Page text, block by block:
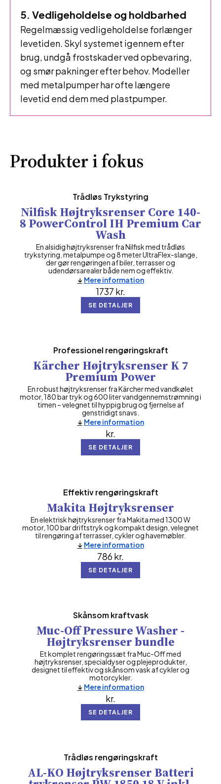
5. Vedligeholdelse og holdbarhed
Regelmæssig vedligeholdelse forlænger
levetiden. Skyl systemet igennem efter
brug, undgå frostskader ved opbevaring,
og smør pakninger efter behov. Modeller
med metalpumper har ofte længere
levetid end dem med plastpumper.
Produkter i fokus
Trådløs Trykstyring
Nilfisk Højtryksrenser Core 140-
8 PowerControl IH Premium Car
Wash
En alsidig højtryksrenser fra Nilfisk med trådløs
trykstyring, metalpumpe og 8 meter UltraFlex-slange,
der gør rengøringen af biler, terrasser og
udendørsarealer både nem og effektiv.
1737 kr.
SE DETALJER
Mere information
Professionel rengøringskraft
Kärcher Højtryksrenser K 7
Premium Power
En robust højtryksrenser fra Kärcher med vandkølet
motor, 180 bar tryk og 600 liter vandgennemstrømning i
timen – velegnet til hyppig brug og fjernelse af
genstridigt snavs.
kr.
SE DETALJER
Mere information
Effektiv rengøringskraft
Makita Højtryksrenser
En elektrisk højtryksrenser fra Makita med 1300 W
motor, 100 bar driftstryk og kompakt design, velegnet
til rengøring af terrasser, cykler og havemøbler.
786 kr.
SE DETALJER
Mere information
Skånsom kraftvask
Muc-Off Pressure Washer -
Højtryksrenser bundle
Et komplet rengøringssæt fra Muc-Off med
højtryksrenser, specialdyser og plejeprodukter,
designet til effektiv og skånsom vask af cykler og
motorcykler.
kr.
SE DETALJER
Mere information
Trådløs rengøringskraft
AL-KO Højtryksrenser Batteri